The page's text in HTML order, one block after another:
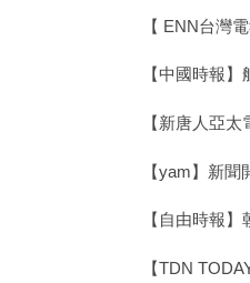
【 ENN台灣
【中國時報
【新唐人亞
【yam】新
【自由時報
【TDN